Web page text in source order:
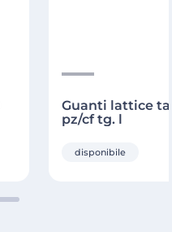
Guanti lattice
pz/cf tg. l
disponibile